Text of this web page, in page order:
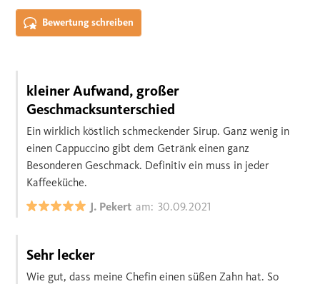
Bewertung schreiben
J. Pekert am: 30.09.2021
kleiner Aufwand, großer
Geschmacksunterschied
Ein wirklich köstlich schmeckender Sirup. Ganz wenig in
einen Cappuccino gibt dem Getränk einen ganz
Besonderen Geschmack. Definitiv ein muss in jeder
Kaffeeküche.
Sehr lecker
Wie gut, dass meine Chefin einen süßen Zahn hat. So